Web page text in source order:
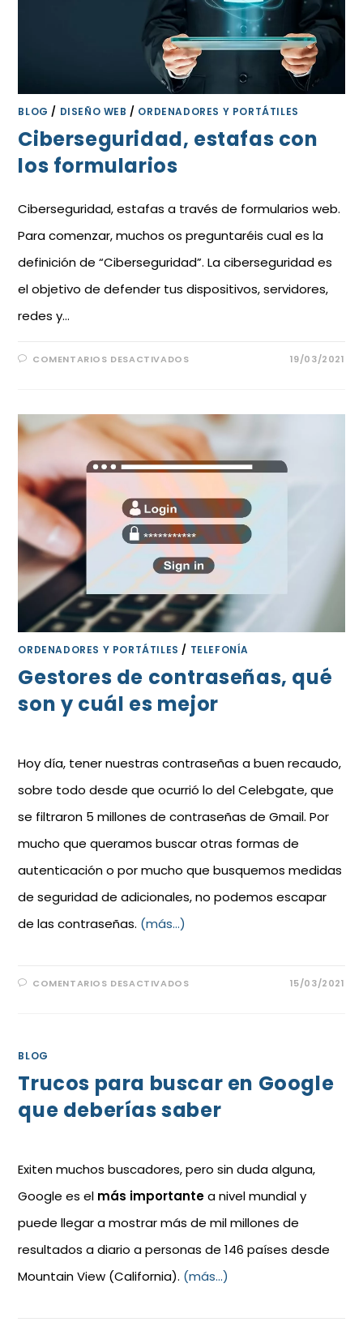
BLOG / DISEÑO WEB / ORDENADORES Y PORTÁTILES
Ciberseguridad, estafas con
los formularios
Ciberseguridad, estafas a través de formularios web.
Para comenzar, muchos os preguntaréis cual es la
definición de “Ciberseguridad”. La ciberseguridad es
el objetivo de defender tus dispositivos, servidores,
redes y…
COMENTARIOS DESACTIVADOS 19/03/2021
ORDENADORES Y PORTÁTILES / TELEFONÍA
Gestores de contraseñas, qué
son y cuál es mejor
Hoy día, tener nuestras contraseñas a buen recaudo,
sobre todo desde que ocurrió lo del Celebgate, que
se filtraron 5 millones de contraseñas de Gmail. Por
mucho que queramos buscar otras formas de
autenticación o por mucho que busquemos medidas
de seguridad de adicionales, no podemos escapar
de las contraseñas. (más…)
COMENTARIOS DESACTIVADOS 15/03/2021
BLOG
Trucos para buscar en Google
que deberías saber
Exiten muchos buscadores, pero sin duda alguna,
Google es el más importantea nivel mundial y
puede llegar a mostrar más de mil millones de
resultados a diario a personas de 146 países desde
Mountain View (California). (más…)